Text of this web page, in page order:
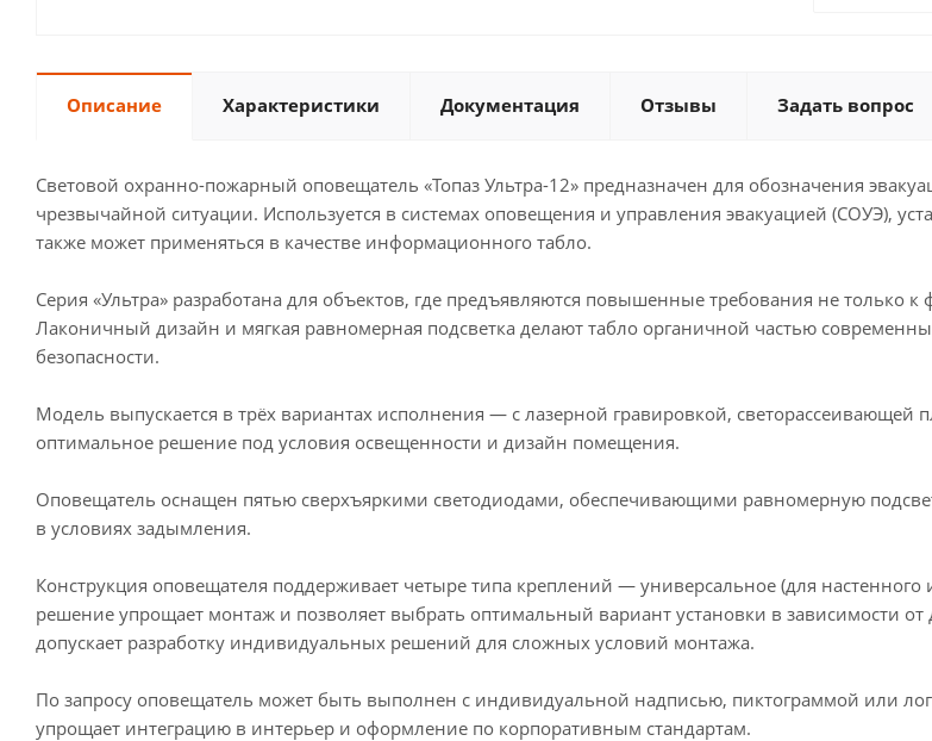
Описание Характеристики Документация Отзывы Задать вопрос
Световой охранно-пожарный оповещатель «Топаз Ультра-12» предназначен для обозначения
чрезвычайной ситуации. Используется в системах оповещения и управления эвакуацией (СОУЭ),
также может применяться в качестве информационного табло.
Серия «Ультра» разработана для объектов, где предъявляются повышенные требования не
Лаконичный дизайн и мягкая равномерная подсветка делают табло органичной частью
безопасности.
Модель выпускается в трёх вариантах исполнения — с лазерной гравировкой, светорассеивающей
оптимальное решение под условия освещенности и дизайн помещения.
Оповещатель оснащен пятью сверхъяркими светодиодами, обеспечивающими равномерную
в условиях задымления.
Конструкция оповещателя поддерживает четыре типа креплений — универсальное (для
решение упрощает монтаж и позволяет выбрать оптимальный вариант установки в зависимости
допускает разработку индивидуальных решений для сложных условий монтажа.
По запросу оповещатель может быть выполнен с индивидуальной надписью, пиктограммой или
упрощает интеграцию в интерьер и оформление по корпоративным стандартам.